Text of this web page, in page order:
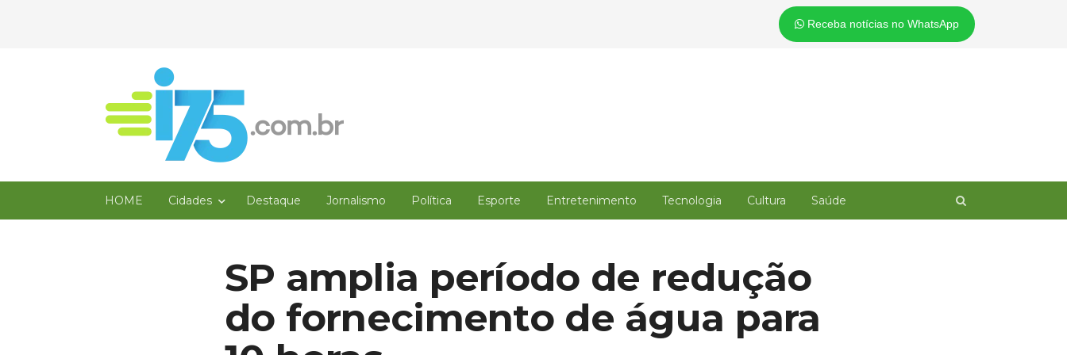
Receba notícias no WhatsApp
HOME Cidades Destaque Jornalismo Política Esporte Entretenimento Tecnologia Cultura Saúde
SP amplia período de redução
do fornecimento de água para